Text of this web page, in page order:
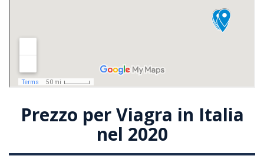
Prezzo per Viagra in Italia
nel 2020